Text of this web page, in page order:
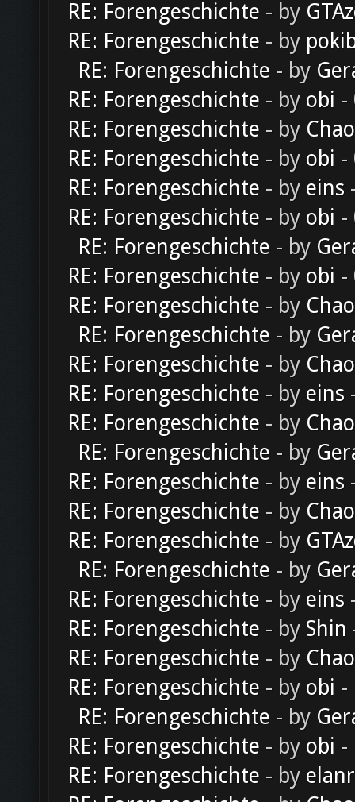
RE: Forengeschichte - by
RE: Forengeschichte - by
RE: Forengeschichte - by
RE: Forengeschichte - by obi -
RE: Forengeschichte - by
RE: Forengeschichte - by obi -
RE: Forengeschichte - by eins
RE: Forengeschichte - by obi -
RE: Forengeschichte - by
RE: Forengeschichte - by obi -
RE: Forengeschichte - by
RE: Forengeschichte - by
RE: Forengeschichte - by
RE: Forengeschichte - by eins
RE: Forengeschichte - by
RE: Forengeschichte - by
RE: Forengeschichte - by eins
RE: Forengeschichte - by
RE: Forengeschichte - by
RE: Forengeschichte - by
RE: Forengeschichte - by eins
RE: Forengeschichte - by Shin
RE: Forengeschichte - by
RE: Forengeschichte - by obi -
RE: Forengeschichte - by
RE: Forengeschichte - by obi -
RE: Forengeschichte - by